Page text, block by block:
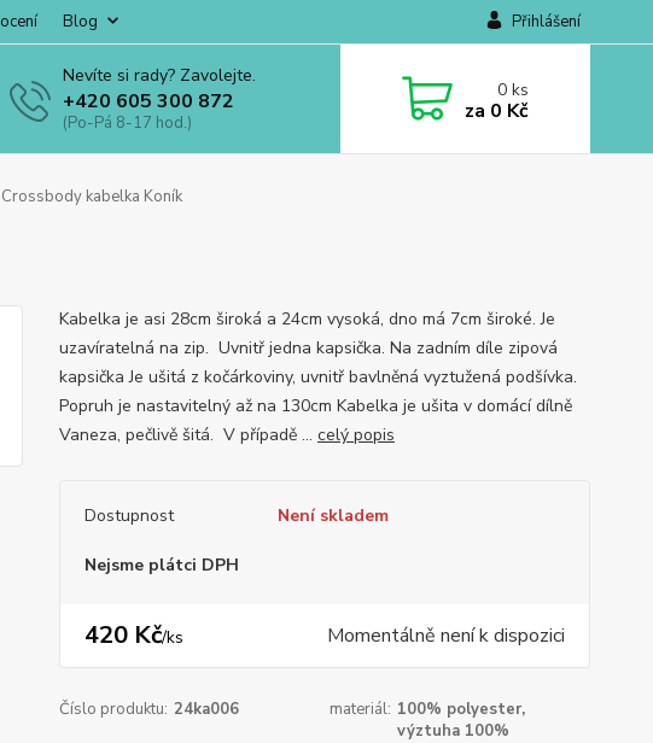
Blog Přihlášení
Nevíte si rady? Zavolejte.
+420 605 300 872
(Po-Pá 8-17 hod.)
0ks
za 0 Kč
Crossbody kabelka Koník
Kabelka je asi 28cm široká a 24cm vysoká, dno má 7cm široké. Je
uzavíratelná na zip. Uvnitř jedna kapsička. Na zadním díle zipová
kapsička Je ušitá z kočárkoviny, uvnitř bavlněná vyztužená podšívka.
Popruh je nastavitelný až na 130cm Kabelka je ušita v domácí dílně
Vaneza, pečlivě šitá. V případě ... celý popis
Dostupnost Není skladem
Nejsme plátci DPH
420 Kč/ks Momentálně není k dispozici
Číslo produktu: 24ka006 materiál: 100% polyester,
výztuha 100%